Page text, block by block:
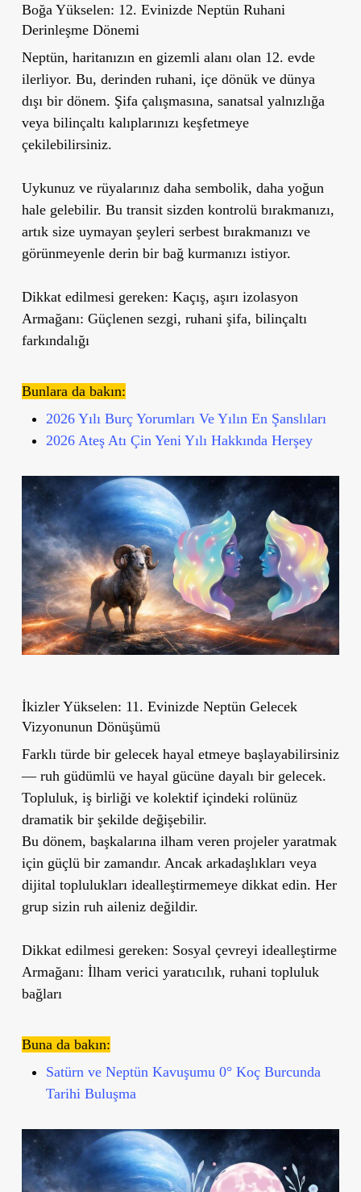
Boğa Yükselen: 12. Evinizde Neptün Ruhani
Derinleşme Dönemi
Neptün, haritanızın en gizemli alanı olan 12. evde
ilerliyor. Bu, derinden ruhani, içe dönük ve dünya
dışı bir dönem. Şifa çalışmasına, sanatsal yalnızlığa
veya bilinçaltı kalıplarınızı keşfetmeye
çekilebilirsiniz.
Uykunuz ve rüyalarınız daha sembolik, daha yoğun
hale gelebilir. Bu transit sizden kontrolü bırakmanızı,
artık size uymayan şeyleri serbest bırakmanızı ve
görünmeyenle derin bir bağ kurmanızı istiyor.
Dikkat edilmesi gereken: Kaçış, aşırı izolasyon
Armağanı: Güçlenen sezgi, ruhani şifa, bilinçaltı
farkındalığı
Bunlara da bakın:
2026 Yılı Burç Yorumları Ve Yılın En Şanslıları
2026 Ateş Atı Çin Yeni Yılı Hakkında Herşey
İkizler Yükselen: 11. Evinizde Neptün Gelecek
Vizyonunun Dönüşümü
Farklı türde bir gelecek hayal etmeye başlayabilirsiniz
— ruh güdümlü ve hayal gücüne dayalı bir gelecek.
Topluluk, iş birliği ve kolektif içindeki rolünüz
dramatik bir şekilde değişebilir.
Bu dönem, başkalarına ilham veren projeler yaratmak
için güçlü bir zamandır. Ancak arkadaşlıkları veya
dijital toplulukları idealleştirmemeye dikkat edin. Her
grup sizin ruh aileniz değildir.
Dikkat edilmesi gereken: Sosyal çevreyi idealleştirme
Armağanı: İlham verici yaratıcılık, ruhani topluluk
bağları
Buna da bakın:
Satürn ve Neptün Kavuşumu 0° Koç Burcunda
Tarihi Buluşma